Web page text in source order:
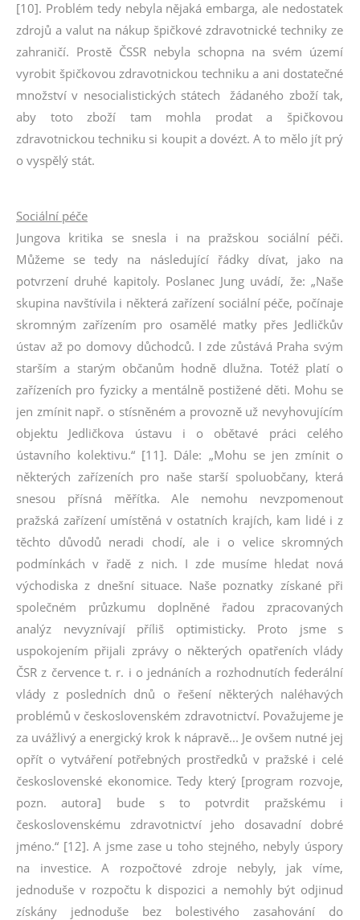
[10]. Problém tedy nebyla nějaká embarga, ale nedostatek
zdrojů a valut na nákup špičkové zdravotnické techniky ze
zahraničí. Prostě ČSSR nebyla schopna na svém území
vyrobit špičkovou zdravotnickou techniku a ani dostatečné
množství v nesocialistických státech žádaného zboží tak,
aby toto zboží tam mohla prodat a špičkovou
zdravotnickou techniku si koupit a dovézt. A to mělo jít prý
o vyspělý stát.
Sociální péče
Jungova kritika se snesla i na pražskou sociální péči.
Můžeme se tedy na následující řádky dívat, jako na
potvrzení druhé kapitoly. Poslanec Jung uvádí, že: „Naše
skupina navštívila i některá zařízení sociální péče, počínaje
skromným zařízením pro osamělé matky přes Jedličkův
ústav až po domovy důchodců. I zde zůstává Praha svým
starším a starým občanům hodně dlužna. Totéž platí o
zařízeních pro fyzicky a mentálně postižené děti. Mohu se
jen zmínit např. o stísněném a provozně už nevyhovujícím
objektu Jedličkova ústavu i o obětavé práci celého
ústavního kolektivu.“ [11]. Dále: „Mohu se jen zmínit o
některých zařízeních pro naše starší spoluobčany, která
snesou přísná měřítka. Ale nemohu nevzpomenout
pražská zařízení umístěná v ostatních krajích, kam lidé i z
těchto důvodů neradi chodí, ale i o velice skromných
podmínkách v řadě z nich. I zde musíme hledat nová
východiska z dnešní situace. Naše poznatky získané při
společném průzkumu doplněné řadou zpracovaných
analýz nevyznívají příliš optimisticky. Proto jsme s
uspokojením přijali zprávy o některých opatřeních vlády
ČSR z července t. r. i o jednáních a rozhodnutích federální
vlády z posledních dnů o řešení některých naléhavých
problémů v československém zdravotnictví. Považujeme je
za uvážlivý a energický krok k nápravě... Je ovšem nutné jej
opřít o vytváření potřebných prostředků v pražské i celé
československé ekonomice. Tedy který [program rozvoje,
pozn. autora] bude s to potvrdit pražskému i
československému zdravotnictví jeho dosavadní dobré
jméno.“ [12]. A jsme zase u toho stejného, nebyly úspory
na investice. A rozpočtové zdroje nebyly, jak víme,
jednoduše v rozpočtu k dispozici a nemohly být odjinud
získány jednoduše bez bolestivého zasahování do